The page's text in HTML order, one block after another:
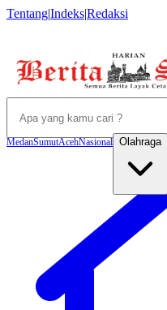
Tentang|Indeks|Redaksi
MedanSumutAcehNasional Olahraga